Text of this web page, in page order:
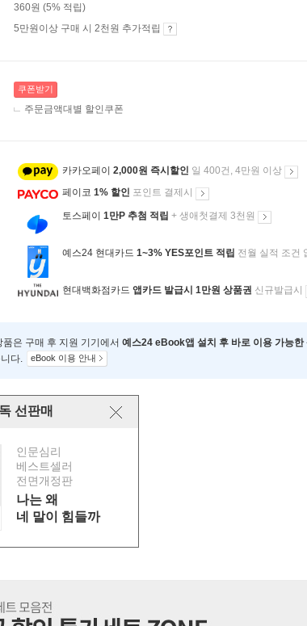
360원 (5% 적립)
5만원이상 구매 시 2천원 추가적립
쿠폰받기
주문금액대별 할인쿠폰
카카오페이 2,000원 즉시할인 일 400건, 4만원 이상
페이코 1% 할인 포인트 결제시
토스페이 1만P 추첨 적립 + 생애첫결제 3천원
예스24 현대카드 1~3% YES포인트 적립 전월 실적 조건
현대백화점카드 앱카드 발급시 1만원 상품권 신규발급시
품은 구매 후 지원 기기에서 예스24 eBook앱 설치 후 바로 이용 가능한
다.
eBook 이용 안내
선판매
인문심리
베스트셀러
전면개정판
나는 왜
네 말이 힘들까